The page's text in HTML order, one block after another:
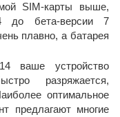
SIM-карты выше,
до бета-версии 7
плавно, а батарея
ваше устройство
разряжается,
оптимальное
предлагают многие